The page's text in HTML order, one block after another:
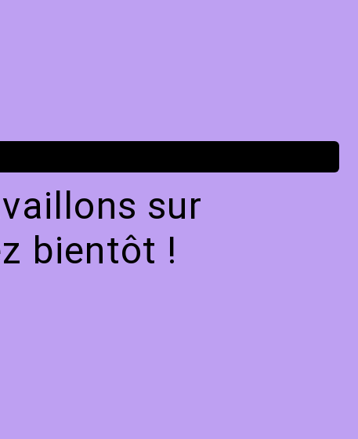
sur
bientôt !